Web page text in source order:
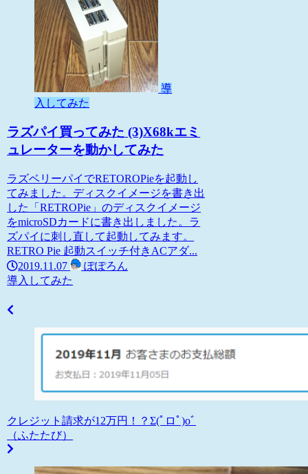
導
入してみた
ラズパイ買ってみた (3)X68kエミ
ュレーターを動かしてみた
ラズベリーパイでRETOROPieを起動し
てみました。ディスクイメージを書き出
した「RETROPie」のディスクイメージ
をmicroSDカードに書き出しました。ラ
ズパイに刺し直して起動してみます。
RETRO Pie 起動スイッチ付きACアダ...
2019.11.07
ぽぽろん
導入してみた
クレジット請求が12万円！？Σ(ﾟロﾟ)oﾞ
（ふたたび）